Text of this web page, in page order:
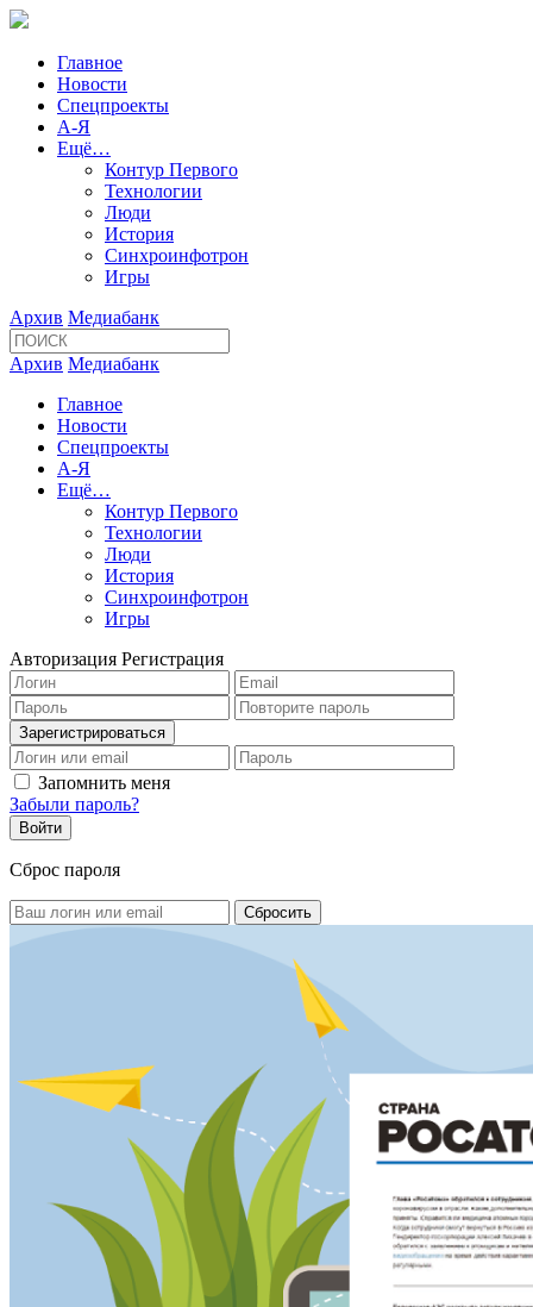
Главное
Новости
Спецпроекты
А-Я
Ещё…
Контур Первого
Технологии
Люди
История
Синхроинфотрон
Игры
Архив Медиабанк
Архив Медиабанк
Главное
Новости
Спецпроекты
А-Я
Ещё…
Контур Первого
Технологии
Люди
История
Синхроинфотрон
Игры
Авторизация Регистрация
Запомнить меня
Забыли пароль?
Сброс пароля